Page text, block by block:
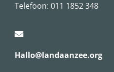
Telefoon: 011 1852 348
Hallo@landaanzee.org